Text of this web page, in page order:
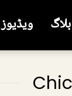
بلاگ ویڈیوز